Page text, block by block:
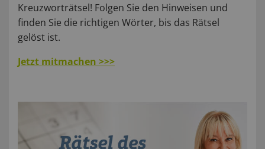
Kreuzworträtsel! Folgen Sie den Hinweisen und
finden Sie die richtigen Wörter, bis das Rätsel
gelöst ist.
Jetzt mitmachen >>>